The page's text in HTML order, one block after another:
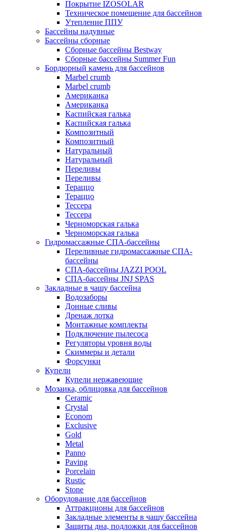
Покрытие IZOSOLAR
Техническое помещение для бассейнов
Утепление ППУ
Бассейны надувные
Бассейны сборные
Сборные бассейны Bestway
Сборные бассейны Summer Fun
Бордюрный камень для бассейнов
Marbel crumb
Marbel crumb
Американка
Американка
Каспийская галька
Каспийская галька
Композитный
Композитный
Натуральный
Натуральный
Переливы
Переливы
Тераццо
Тераццо
Тессера
Тессера
Черноморская галька
Черноморская галька
Гидромассажные СПА-бассейны
Переливные гидромассажные СПА-
бассейны
СПА-бассейны JAZZI POOL
СПА-бассейны JNJ SPAS
Закладные в чашу бассейна
Водозаборы
Донные сливы
Дренаж лотка
Монтажные комплекты
Подключение пылесоса
Регуляторы уровня воды
Скиммеры и детали
Форсунки
Купели
Купели нержавеющие
Мозаика, облицовка для бассейнов
Ceramic
Crystal
Econom
Exclusive
Gold
Metal
Panno
Paving
Porcelain
Rustic
Stone
Оборудование для бассейнов
Аттракционы для бассейнов
Закладные элементы в чашу бассейна
Защиты дна, подложки для бассейнов